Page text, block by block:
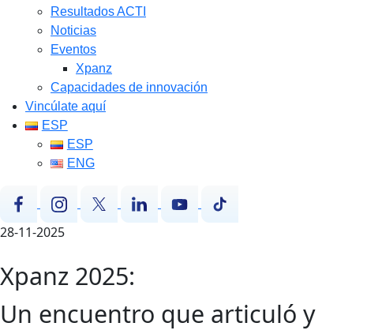
Resultados ACTI
Noticias
Eventos
Xpanz
Capacidades de innovación
Vincúlate aquí
ESP
ESP
ENG
28-11-2025
Xpanz 2025:
Un encuentro que articuló y